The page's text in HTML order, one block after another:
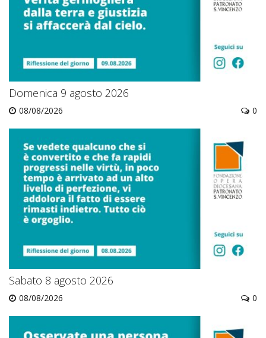
Domenica 9 agosto 2026
08/08/2026 0
Sabato 8 agosto 2026
08/08/2026 0